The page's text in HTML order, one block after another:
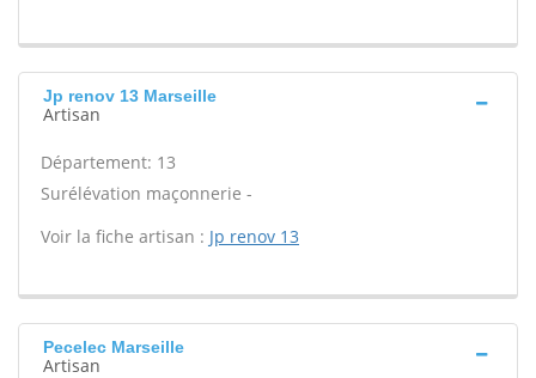
Jp renov 13 Marseille
Artisan
Département: 13
Surélévation maçonnerie -
Voir la fiche artisan : Jp renov 13
Pecelec Marseille
Artisan